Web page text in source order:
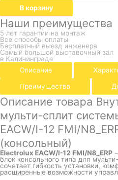
В корзину
Наши преимущества
5 лет гарантии на монтаж
Все способы оплаты
Бесплатный выезд инженера
Самый большой выставочный зал
в Калининграде
Описание
Преимущества
Описание товара
мульти-сплит
EACW/I-12 FMI/
(консольный)
Electrolux EACW/I-12 FMI/N8_ERP
блок консольного типа для
сочетает гибкость установки,
расширенные возможности